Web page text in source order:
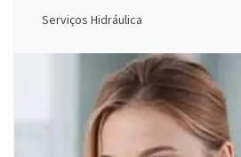
Serviços Hidráulica